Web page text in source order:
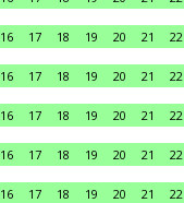
16 17 18 19 20 21 22
16 17 18 19 20 21 22
16 17 18 19 20 21 22
16 17 18 19 20 21 22
16 17 18 19 20 21 22